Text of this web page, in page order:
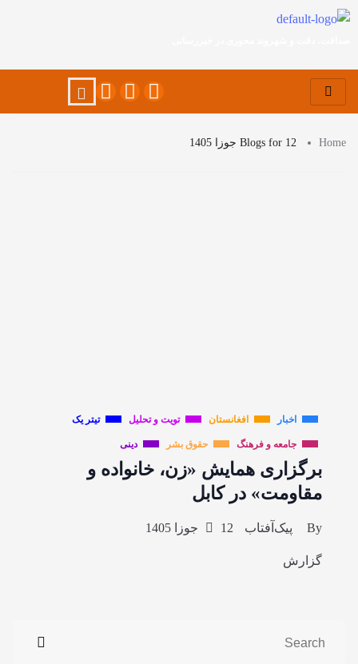
Home Blogs for 12 جوزا 1405
اخبار افغانستان تویت و تحلیل تیتر یک
جامعه و فرهنگ حقوق بشر دینی
برگزاری همایش «زن، خانواده و
مقاومت» در کابل
By پیک‌آفتاب 12 جوزا 1405
گزارش